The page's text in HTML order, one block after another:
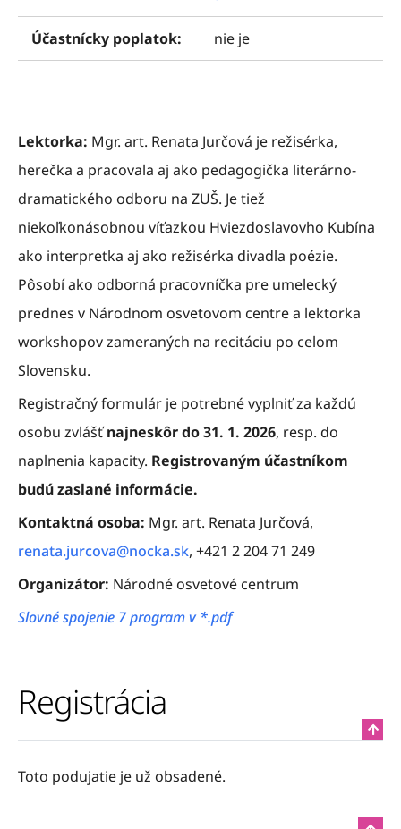
Účastnícky poplatok: nie je
Lektorka: Mgr. art. Renata Jurčová je režisérka,
herečka a pracovala aj ako pedagogička literárno-
dramatického odboru na ZUŠ. Je tiež
niekoľkonásobnou víťazkou Hviezdoslavovho Kubína
ako interpretka aj ako režisérka divadla poézie.
Pôsobí ako odborná pracovníčka pre umelecký
prednes v Národnom osvetovom centre a lektorka
workshopov zameraných na recitáciu po celom
Slovensku.
Registračný formulár je potrebné vyplniť za každú
osobu zvlášťnajneskôr do 31. 1. 2026, resp. do
naplnenia kapacity. Registrovaným účastníkom
budú zaslané informácie.
Kontaktná osoba: Mgr. art. Renata Jurčová,
renata.jurcova@nocka.sk, +421 2 204 71 249
Organizátor: Národné osvetové centrum
Slovné spojenie 7 program v *.pdf
Registrácia
Toto podujatie je už obsadené.